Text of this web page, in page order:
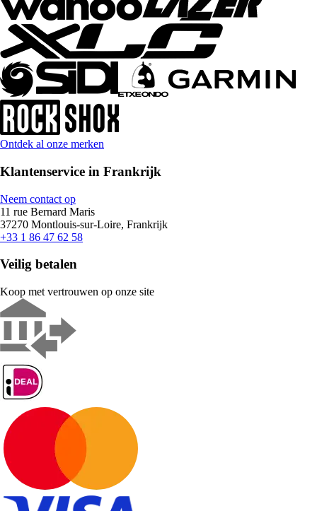
Ontdek al onze merken
Klantenservice in Frankrijk
Neem contact op
11 rue Bernard Maris
37270 Montlouis-sur-Loire, Frankrijk
+33 1 86 47 62 58
Veilig betalen
Koop met vertrouwen op onze site